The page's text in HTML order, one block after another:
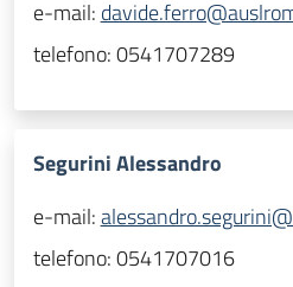
e-mail:
telefono:0541707289
Segurini Alessandro
e-mail:
telefono:0541707016